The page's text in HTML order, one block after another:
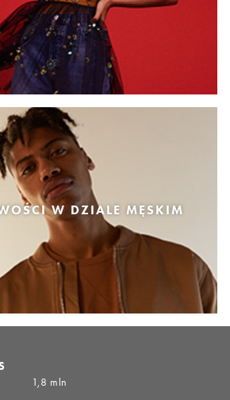
W DZIALE MĘSKIM
1,8 mln